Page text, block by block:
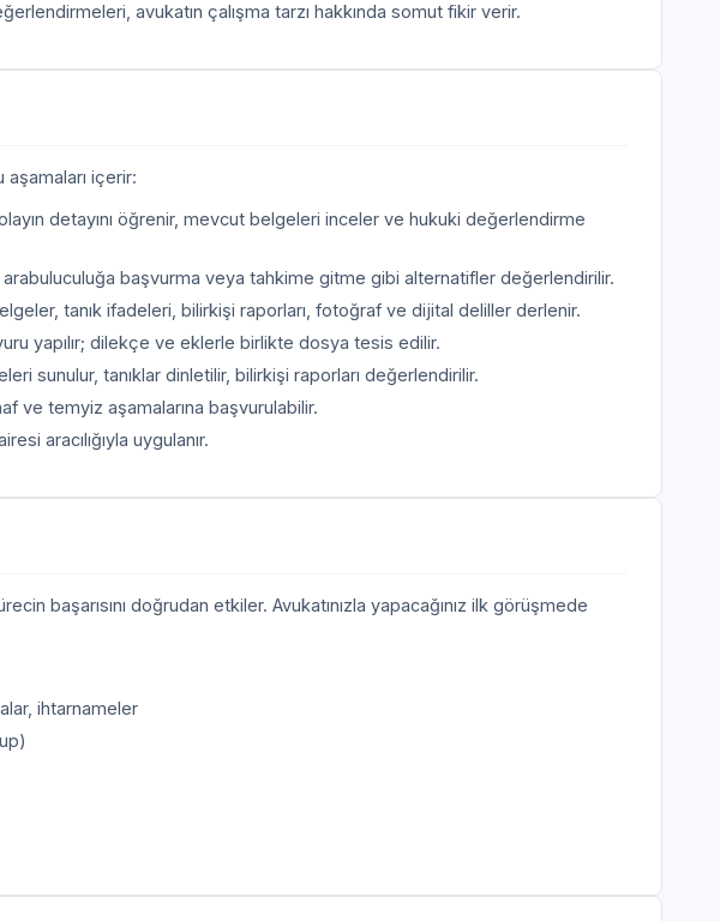
avukatın çalışma tarzı hakkında somut fikir verir.
aşamaları içerir:
detayını öğrenir, mevcut belgeleri inceler ve hukuki değerlendirme
başvurma veya tahkime gitme gibi alternatifler değerlendirilir.
tanık ifadeleri, bilirkişi raporları, fotoğraf ve dijital deliller derlenir.
yapılır; dilekçe ve eklerle birlikte dosya tesis edilir.
sunulur, tanıklar dinletilir, bilirkişi raporları değerlendirilir.
ve temyiz aşamalarına başvurulabilir.
aracılığıyla uygulanır.
başarısını doğrudan etkiler. Avukatınızla yapacağınız ilk görüşmede
ihtarnameler